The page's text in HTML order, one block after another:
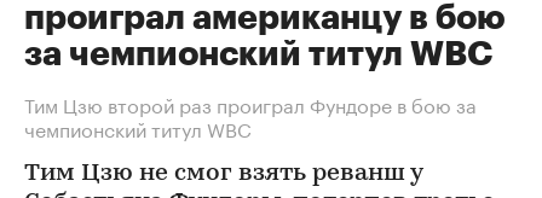
проиграл американцу в бою
за чемпионский титул WBC
Тим Цзю второй раз проиграл Фундоре в бою за
чемпионский титул WBC
Тим Цзю не смог взять реванш у